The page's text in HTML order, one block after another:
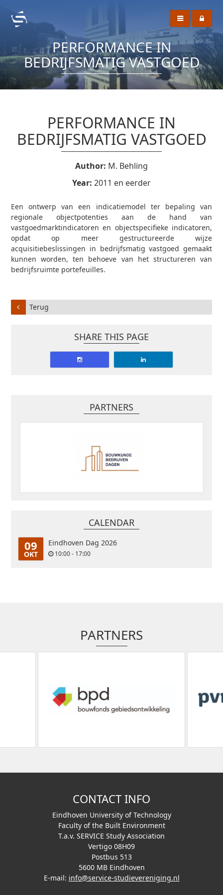
PERFORMANCE IN
BEDRIJFSMATIG VASTGOED
PERFORMANCE IN
BEDRIJFSMATIG VASTGOED
Author: M. Behling
Year: 2011 en eerder
Een ontwerp van een indicatiemodel ter bepaling van
regionale objectpotenties aan de hand van
vastgoedmarktindicatoren en objectspecifieke indicatoren,
opdat op meer gestructureerde wijze
acquisitiebeslissingen in bedrijfsmatig vastgoed gemaakt
kunnen worden, ten behoeve van het structureren van
bedrijfsruimte portefeuilles.
Terug
SHARE THIS PAGE
PARTNERS
CALENDAR
09
OKT
Eindhoven Dag 2026
10:00 - 17:00
PARTNERS
CONTACT INFO
Eindhoven University of Technology
Faculty of the Built Environment
T.a.v. SERVICE Study Association
Vertigo 08H09
Postbus 513
5600 MB Eindhoven
E-mail: info@service-studievereniging.nl